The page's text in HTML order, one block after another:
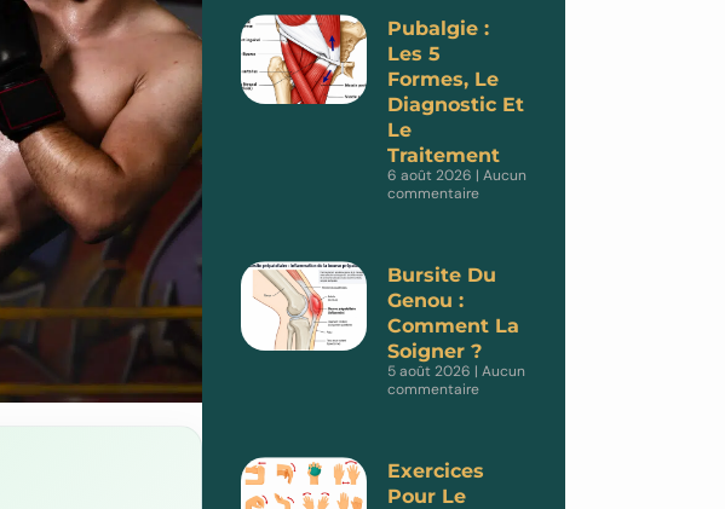
Pubalgie :
Les 5
Formes, Le
Diagnostic Et
Le
Traitement
6 août 2026
Aucun
commentaire
Bursite Du
Genou :
Comment La
Soigner ?
5 août 2026
Aucun
commentaire
Exercices
Pour Le